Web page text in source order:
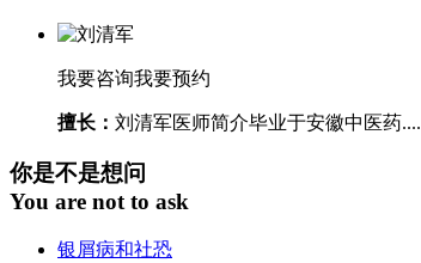
我要咨询我要预约
擅长： 刘清军医师简介毕业于安徽中医药....
你是不是想问
You are not to ask
银屑病和社恐